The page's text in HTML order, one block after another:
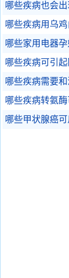
哪些疾病也会
哪些疾病用乌
哪些家用电器
哪些疾病可引起
哪些疾病需要和
哪些疾病转氨酶
哪些甲状腺癌